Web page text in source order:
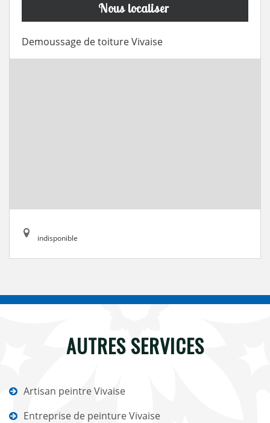
Nous localiser
Demoussage de toiture Vivaise
indisponible
AUTRES SERVICES
Artisan peintre Vivaise
Entreprise de peinture Vivaise